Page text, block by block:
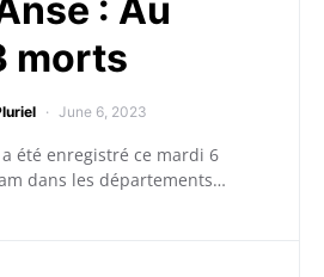
: Au
morts
June 6, 2023
été enregistré ce mardi 6
dans les départements…